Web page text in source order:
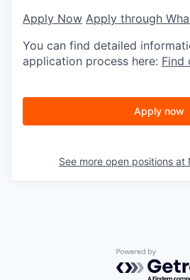
Apply Now Apply through
You can find detailed
application process here: Find
Apply now
See more open positions at
Powered by